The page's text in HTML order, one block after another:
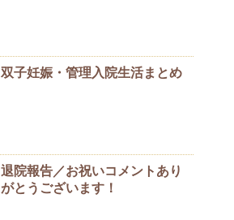
双子妊娠・管理入院生活まとめ
退院報告／お祝いコメントあり
がとうございます！